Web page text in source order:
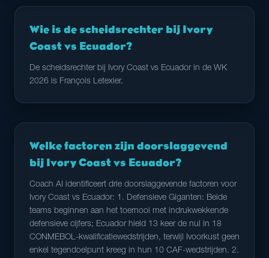
Wie is de scheidsrechter bij Ivory
Coast vs Ecuador?
De scheidsrechter bij Ivory Coast vs Ecuador in de WK
2026 is François Letexier.
Welke factoren zijn doorslaggevend
bij Ivory Coast vs Ecuador?
Coach AI identificeert drie doorslaggevende factoren voor
Ivory Coast vs Ecuador: 1. Defensieve Giganten: Beide
teams beginnen aan het toernooi met indrukwekkende
defensieve cijfers; Ecuador hield 13 keer de nul in 18
CONMEBOL-kwalificatiewedstrijden, terwijl Ivoorkust geen
enkel tegendoelpunt kreeg in hun 10 CAF-wedstrijden. 2.